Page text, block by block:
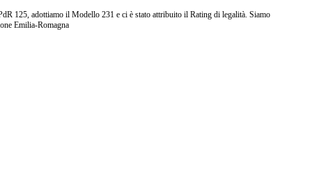
125, adottiamo il Modello 231 e ci è stato attribuito il Rating di legalità. Siamo
Emilia-Romagna